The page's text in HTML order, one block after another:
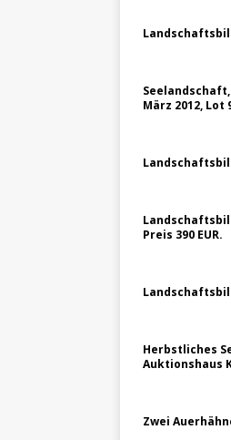
März 2012, Lot
Preis 390 EUR.
Herbstliches
Auktionshaus
Zwei